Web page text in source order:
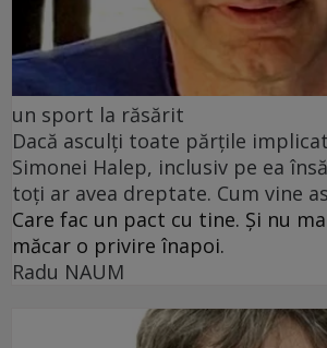
un sport la răsărit
Dacă asculți toate părțile
Simonei Halep, inclusiv pe ea
toți ar avea dreptate. Cum vine
Care fac un pact cu tine. Și nu
măcar o privire înapoi.
Radu NAUM